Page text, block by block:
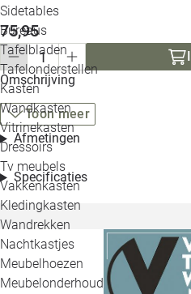
Sidetables
Bureaus
Tafelbladen
Tafelonderstellen
Kasten
Wandkasten
Vitrinekasten
Dressoirs
Tv meubels
Vakkenkasten
Kledingkasten
Wandrekken
Nachtkastjes
Meubelhoezen
Meubelonderhoud
75,95
Omschrijving
Toon meer
Afmetingen
Specificaties